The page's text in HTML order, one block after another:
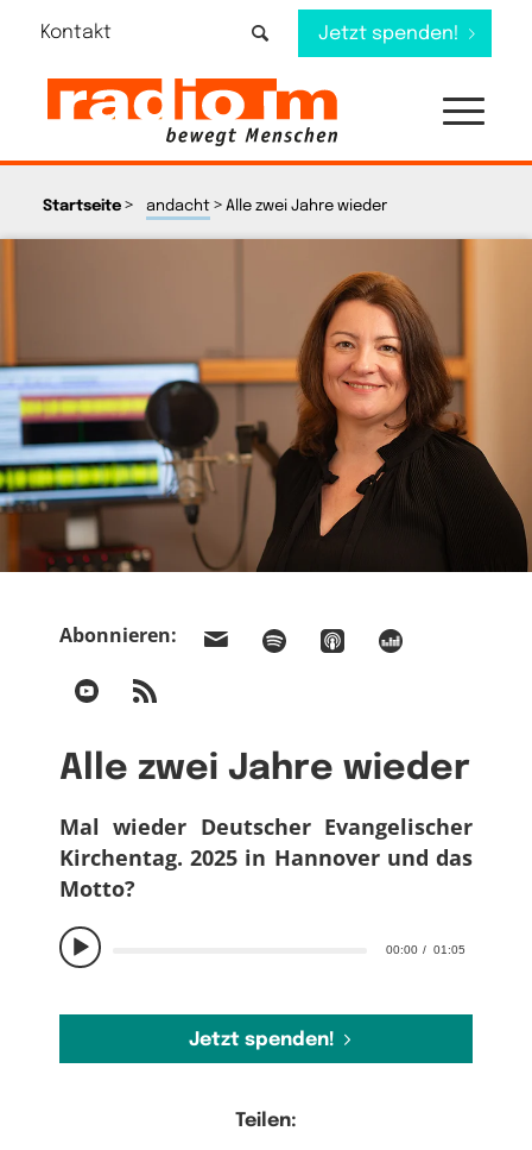
Kontakt Jetzt spenden!
Startseite> andacht> Alle zwei Jahre wieder
Abonnieren:
Alle zwei Jahre wieder
00:00 01:05
Mal wieder Deutscher Evangelischer
Kirchentag. 2025 in Hannover und das
Motto?
Jetzt spenden!
Teilen: